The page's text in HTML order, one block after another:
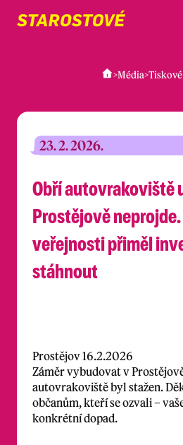
>Média>
23. 2. 2026.
Obří autovrakoviště
Prostějově
veřejnosti přiměl
stáhnout
Prostějov 16.2.2026
Záměr vybudovat v
autovrakoviště byl stažen.
občanům, kteří se ozvali –
konkrétní dopad.